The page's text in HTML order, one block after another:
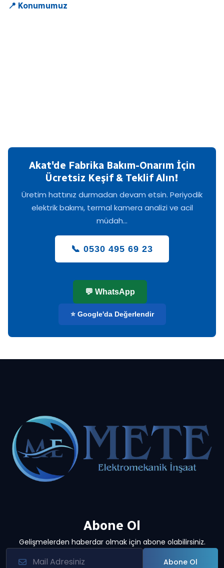
📍 Konumumuz
Akat'de Fabrika Bakım-Onarım İçin
Ücretsiz Keşif & Teklif Alın!
Üretim hattınız durmadan devam etsin. Periyodik
elektrik bakımı, termal kamera analizi ve acil
müdah...
📞 0530 495 69 23
💬 WhatsApp
⭐ Google'da Değerlendir
Abone Ol
Gelişmelerden haberdar olmak için abone olabilirsiniz.
Abone Ol